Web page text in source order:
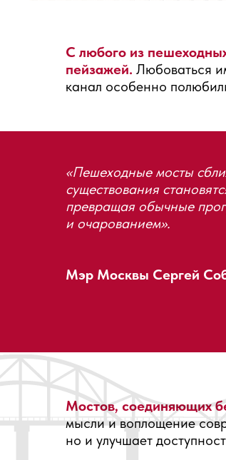
С любого из
пейзажей. Любоваться
канал особенно
«Пешеходные мосты
существования
превращая обычные
и очарованием».
Мэр Москвы Сергей
Мостов, соединяющих
мысли и воплощение
но и улучшает